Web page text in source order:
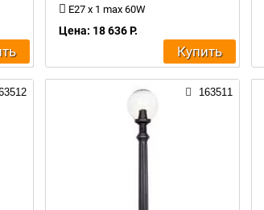
E27 x 1 max 60W
Цена: 18 636 Р.
Купить
163511